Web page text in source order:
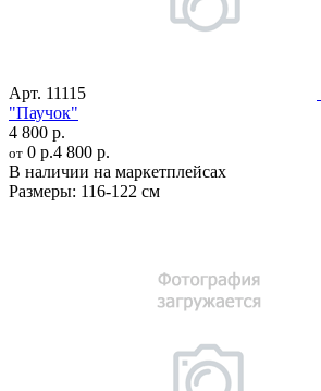
Арт. 11115
"Паучок"
4 800 р.
от 0 р.4 800 р.
В наличии на маркетплейсах
Размеры: 116-122 см